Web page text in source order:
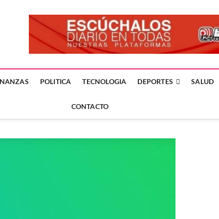
DÍA EN LA NOTICIA
POLITICA TECNOLOGIA DEPORTES SALUD
CONTACTO